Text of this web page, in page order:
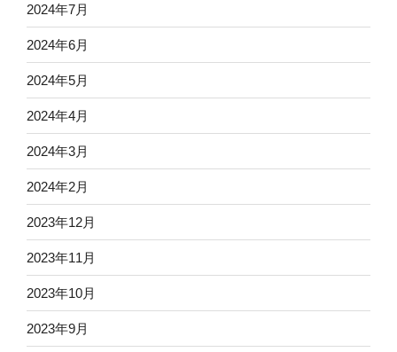
2024年7月
2024年6月
2024年5月
2024年4月
2024年3月
2024年2月
2023年12月
2023年11月
2023年10月
2023年9月